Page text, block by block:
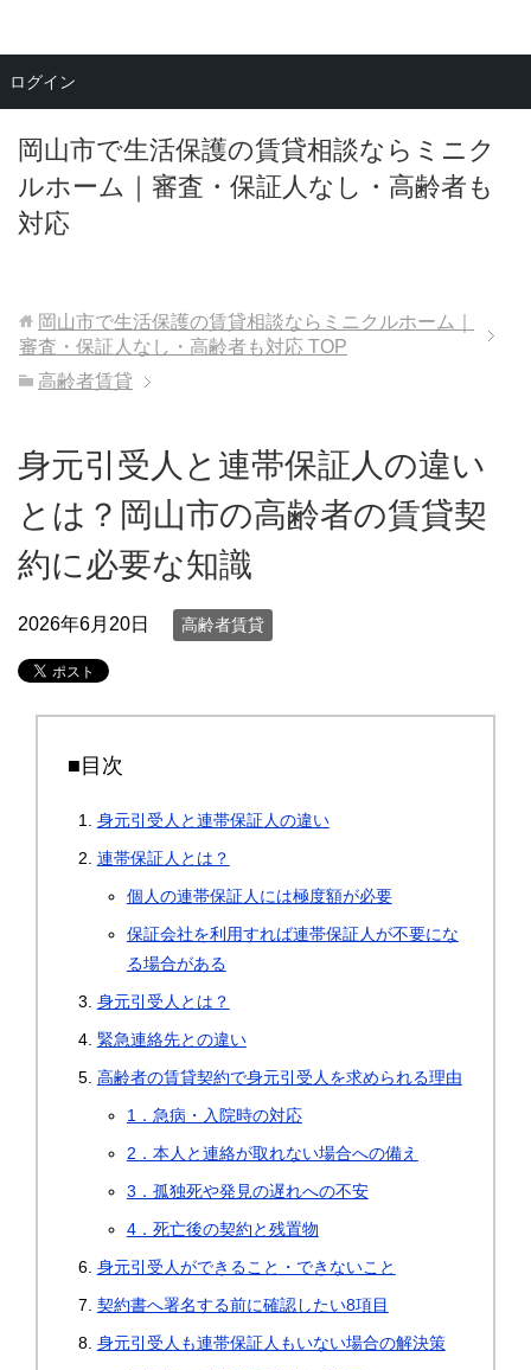
岡山市で生活保護の賃貸相談ならミニク
ルホーム｜審査・保証人なし・高齢者も
対応
メニュー
岡山市で生活保護の賃貸相談ならミニクルホーム｜
審査・保証人なし・高齢者も対応 TOP
高齢者賃貸
身元引受人と連帯保証人の違い
とは？岡山市の高齢者の賃貸契
約に必要な知識
2026年6月20日 高齢者賃貸
■目次
身元引受人と連帯保証人の違い
連帯保証人とは？
個人の連帯保証人には極度額が必要
保証会社を利用すれば連帯保証人が不要にな
る場合がある
身元引受人とは？
緊急連絡先との違い
高齢者の賃貸契約で身元引受人を求められる理由
1．急病・入院時の対応
2．本人と連絡が取れない場合への備え
3．孤独死や発見の遅れへの不安
4．死亡後の契約と残置物
身元引受人ができること・できないこと
契約書へ署名する前に確認したい8項目
身元引受人も連帯保証人もいない場合の解決策
ログイン